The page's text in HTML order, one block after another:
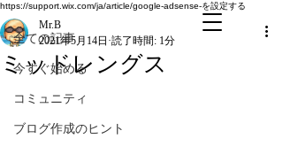
https://support.wix.com/ja/article/google-adsense-を設定する
全ての記事
今すぐ始める
コミュニティ
ブログ作成のヒント
ミッドレングス
Mr.B
2021年5月14日 読了時間: 1分